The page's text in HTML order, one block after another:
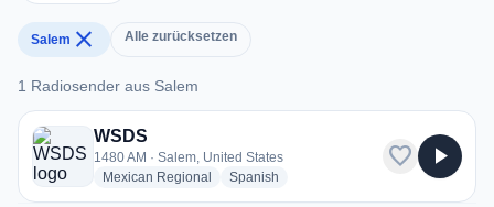
Salem close Alle zurücksetzen
1 Radiosender aus Salem
1 Radiosender aus Salem
WSDS
1480 AM · Salem, United States
Mexican Regional
radio stations
Spanish
favorite play_arrow